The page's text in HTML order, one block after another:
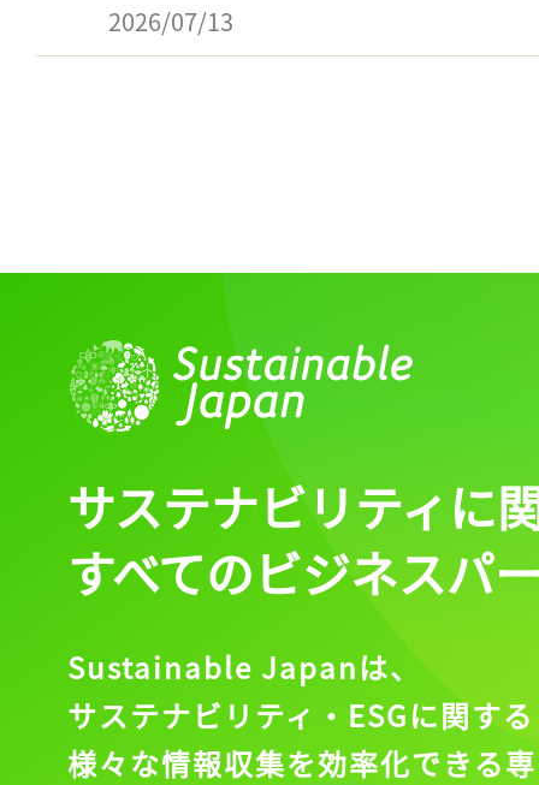
2026/07/13
サステナビリティに
すべてのビジネスパ
Sustainable Japanは、
サステナビリティ・ESGに関する
様々な情報収集を効率化できる